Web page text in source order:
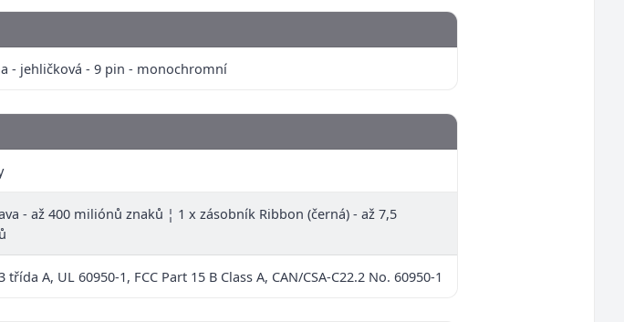
- jehličková - 9 pin - monochromní
- až 400 miliónů znaků ¦ 1 x zásobník Ribbon (černá) - až 7,5
třída A, UL 60950-1, FCC Part 15 B Class A, CAN/CSA-C22.2 No. 60950-1